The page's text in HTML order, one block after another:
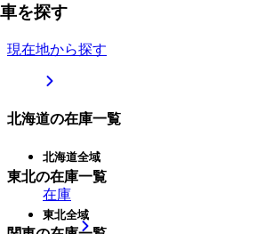
車を探す
現在地から探す
北海道の在庫一覧
北海道全域
在庫
東北の在庫一覧
東北全域